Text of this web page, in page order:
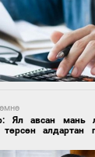
өмнө
волейболын
эсрэг тоглоно
Ял авсан мань
төрсөн алдартан